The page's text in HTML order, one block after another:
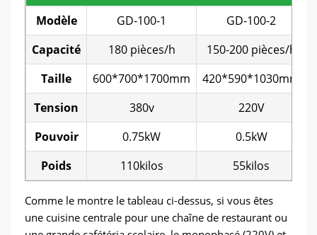
Modèle
GD-100-1
GD-100-2
Capacité
180 pièces/h 150-200 pièces/h
Taille
600*700*1700mm 420*590*1030mm
Tension
380v
220V
Pouvoir
0.75kW
0.5kW
Poids
110kilos 55kilos
Comme le montre le tableau ci-dessus, si vous êtes
une cuisine centrale pour une chaîne de restaurant ou